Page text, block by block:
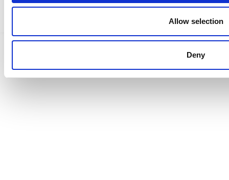
Allow selection
Deny
Tietosuojaselosteet